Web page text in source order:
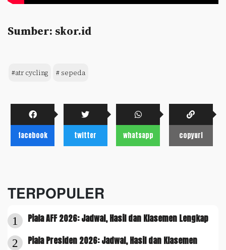
Sumber: skor.id
#atr cycling # sepeda
facebook twitter whatsapp copyurl
TERPOPULER
1 Piala AFF 2026: Jadwal, Hasil dan Klasemen Lengkap
2 Piala Presiden 2026: Jadwal, Hasil dan Klasemen